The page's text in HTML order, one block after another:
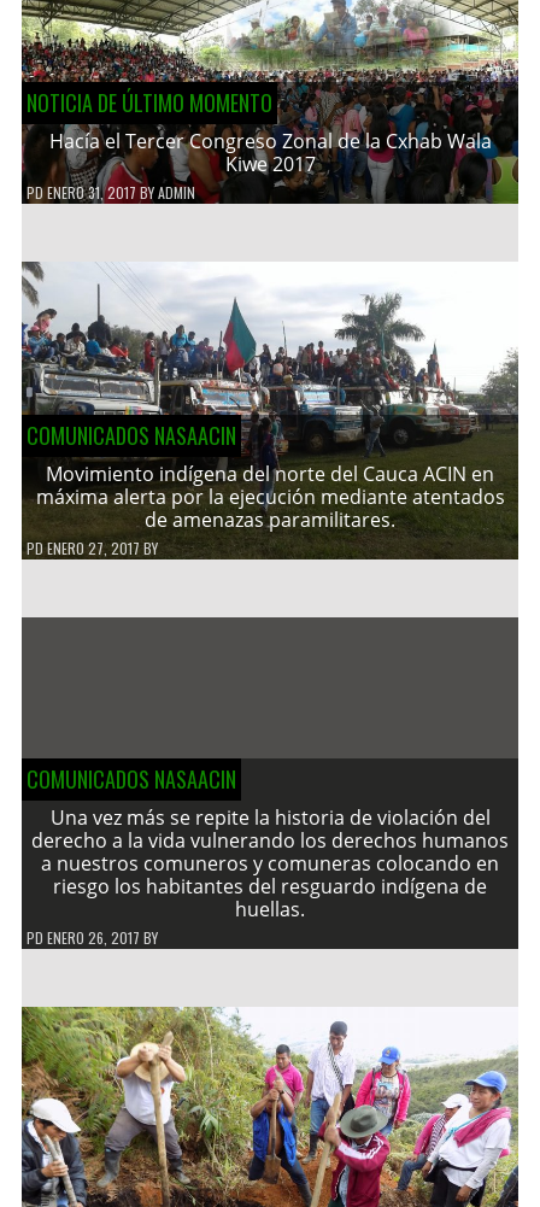
NOTICIA DE ÚLTIMO MOMENTO
Hacía el Tercer Congreso Zonal de la Cxhab Wala
Kiwe 2017
PDENERO 31, 2017 BYADMIN
COMUNICADOS NASAACIN
Movimiento indígena del norte del Cauca ACIN en
máxima alerta por la ejecución mediante atentados
de amenazas paramilitares.
PDENERO 27, 2017 BY
COMUNICADOS NASAACIN
Una vez más se repite la historia de violación del
derecho a la vida vulnerando los derechos humanos
a nuestros comuneros y comuneras colocando en
riesgo los habitantes del resguardo indígena de
huellas.
PD ENERO 26, 2017 BY